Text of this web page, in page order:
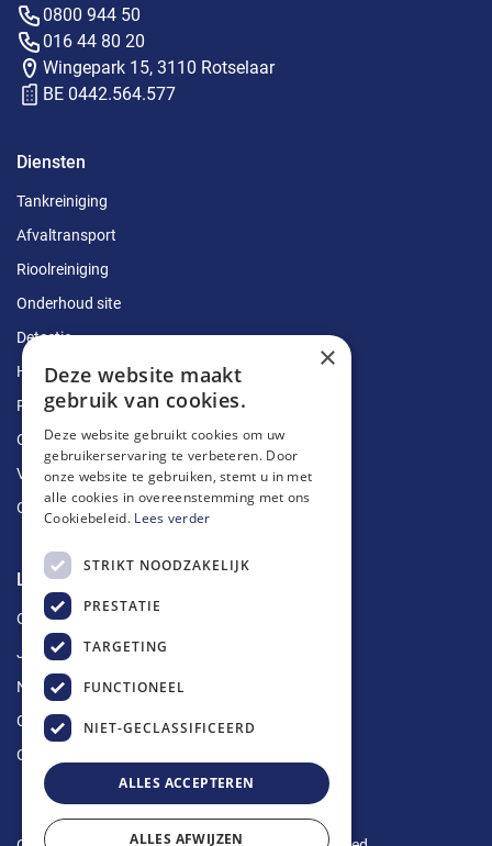
0800 944 50
016 44 80 20
Wingepark 15, 3110 Rotselaar
BE 0442.564.577
Diensten
Tankreiniging
Afvaltransport
Rioolreiniging
Onderhoud site
Detectie
Herstellingen
Ruimingen
Ontstoppingen
Vetputten
Ontkalking
Longin Service
Over ons
Jobs
Nieuws
Contact
Offerte aanvragen
×
Deze website maakt
gebruik van cookies.
Deze website gebruikt cookies om uw
gebruikerservaring te verbeteren. Door
onze website te gebruiken, stemt u in met
alle cookies in overeenstemming met ons
Cookiebeleid. Lees verder
STRIKT NOODZAKELIJK
PRESTATIE
TARGETING
FUNCTIONEEL
NIET-GECLASSIFICEERD
ALLES ACCEPTEREN
ALLES AFWIJZEN